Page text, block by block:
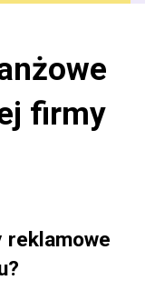
firmy
reklamowe